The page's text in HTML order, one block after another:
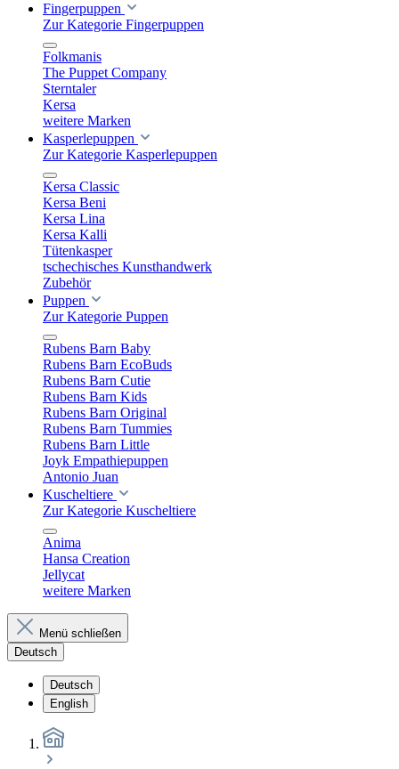
Fingerpuppen
Zur Kategorie Fingerpuppen
Folkmanis
The Puppet Company
Sterntaler
Kersa
weitere Marken
Kasperlepuppen
Zur Kategorie Kasperlepuppen
Kersa Classic
Kersa Beni
Kersa Lina
Kersa Kalli
Tütenkasper
tschechisches Kunsthandwerk
Zubehör
Puppen
Zur Kategorie Puppen
Rubens Barn Baby
Rubens Barn EcoBuds
Rubens Barn Cutie
Rubens Barn Kids
Rubens Barn Original
Rubens Barn Tummies
Rubens Barn Little
Joyk Empathiepuppen
Antonio Juan
Kuscheltiere
Zur Kategorie Kuscheltiere
Anima
Hansa Creation
Jellycat
weitere Marken
Menü schließen
Deutsch
Deutsch
English